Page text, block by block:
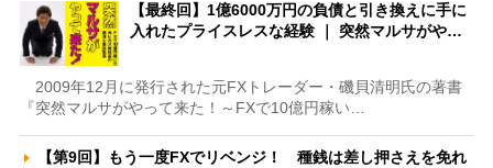
【最終回】1億6000万円の負債と引き換えに手に
入れたプライスレスな経験 ｜ 突然マルサがや…
2009年12月に発行された元FXトレーダー・磯貝清明氏の著書
『突然マルサがやって来た！～FXで10億円稼い…
【第9回】もう一度FXでリベンジ！ 種銭は差し押さえを免れ